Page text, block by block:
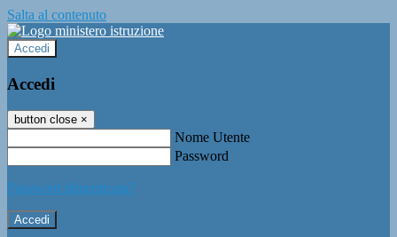
Salta al contenuto
Accedi
Accedi
button close ×
Nome Utente
Password
Password dimenticata?